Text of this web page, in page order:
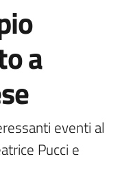
a
eventi al
Pucci e